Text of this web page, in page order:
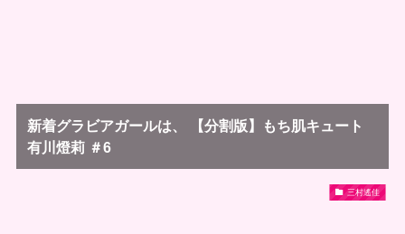
新着グラビアガールは、 【分割版】もち肌キュート
有川燈莉 ＃6
三村遙佳